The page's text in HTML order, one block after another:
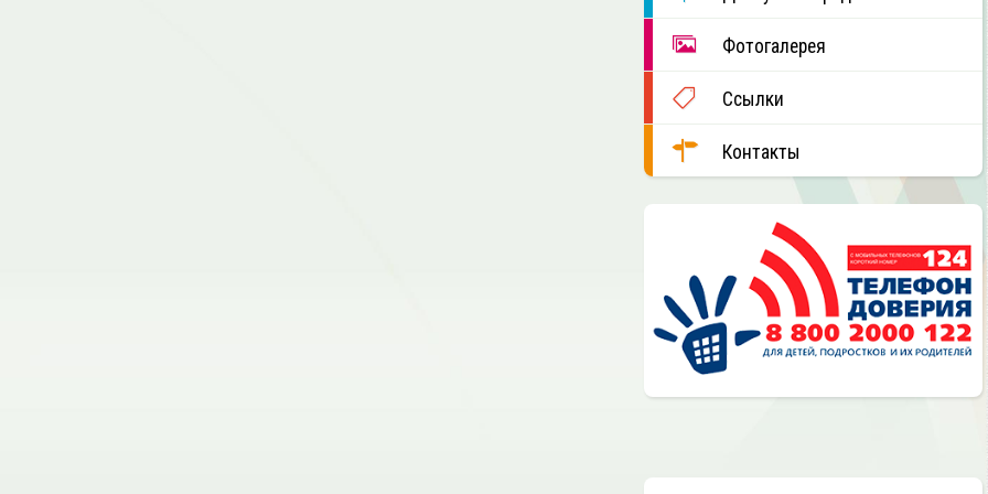
Фотогалерея
Ссылки
Контакты